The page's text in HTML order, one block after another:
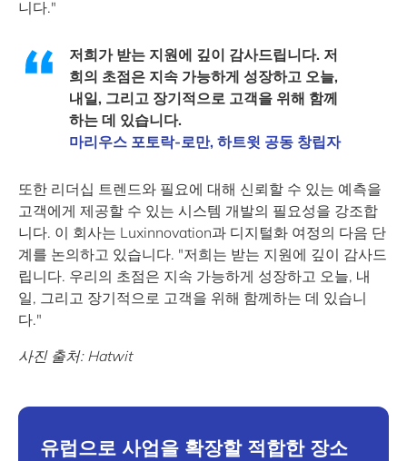
니다."
저희가 받는 지원에 깊이 감사드립니다. 저
희의 초점은 지속 가능하게 성장하고 오늘,
내일, 그리고 장기적으로 고객을 위해 함께
하는 데 있습니다.
마리우스 포토락-로만, 하트윗 공동 창립자
또한 리더십 트렌드와 필요에 대해 신뢰할 수 있는 예측을
고객에게 제공할 수 있는 시스템 개발의 필요성을 강조합
니다. 이 회사는 Luxinnovation과 디지털화 여정의 다음 단
계를 논의하고 있습니다. "저희는 받는 지원에 깊이 감사드
립니다. 우리의 초점은 지속 가능하게 성장하고 오늘, 내
일, 그리고 장기적으로 고객을 위해 함께하는 데 있습니
다."
사진 출처: Hatwit
유럽으로 사업을 확장할 적합한 장소